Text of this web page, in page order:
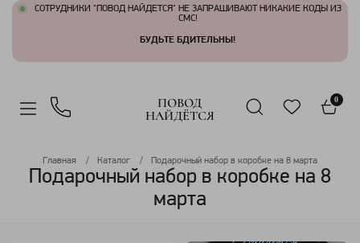
СОТРУДНИКИ "ПОВОД НАЙДЕТСЯ" НЕ ЗАПРАШИВАЮТ НИКАКИЕ КОДЫ ИЗ
СМС!
БУДЬТЕ БДИТЕЛЬНЫ!
ПОВОД
НАЙДЁТСЯ
0
Главная Каталог Подарочный набор в коробке на 8 марта
Подарочный набор в коробке на 8
марта